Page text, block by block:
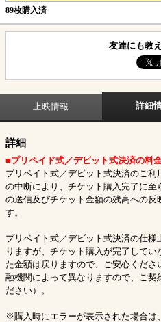
89枚購入済
友達にも教
上映情報 詳細
詳細
■プリペイド式／デビット式決済の料
プリベイト式／デビット式決済のご
の中断により、チケット購入完了に
の送信及びチケット金額の残高への反
す。
プリベイト式／デビット式決済の仕
りますが、チケット購入が完了して
た金額は戻りますので、ご安心くだ
融機関によって異なりますので、ご契
ださい）。
※購入時にエラーが表示された場合は